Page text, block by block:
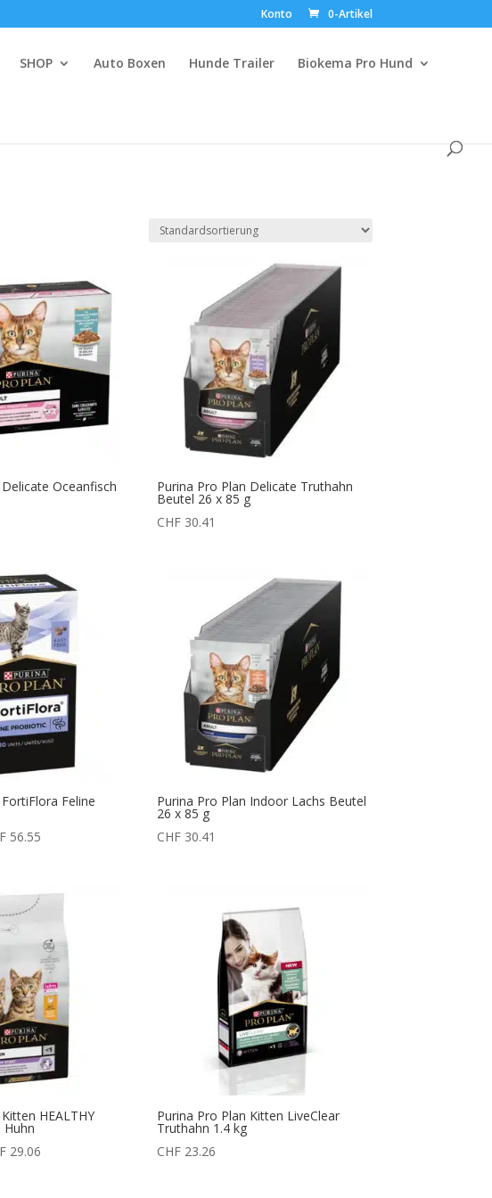
Konto 0-Artikel
SHOP Auto Boxen Hunde Trailer Biokema Pro Hund
Oceanfisch Purina Pro Plan Delicate Truthahn
Beutel 26 x 85 g
CHF 30.41
Feline
56.55
CHF 56.55
Purina Pro Plan Indoor Lachs Beutel
26 x 85 g
CHF 30.41
HEALTHY
Huhn
29.06
Purina Pro Plan Kitten LiveClear
Truthahn 1.4 kg
CHF 23.26